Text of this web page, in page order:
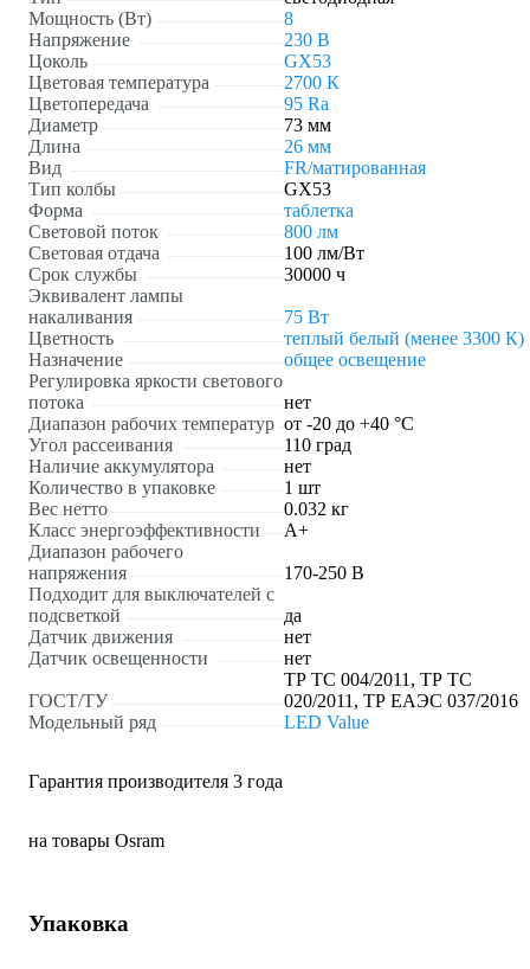
Мощность (Вт)
8
Напряжение
230 В
Цоколь
GX53
Цветовая температура
2700 К
Цветопередача
95 Ra
Диаметр
73 мм
Длина
26 мм
Вид
FR/матированная
Тип колбы
GX53
Форма
таблетка
Световой поток
800 лм
Световая отдача
100 лм/Вт
Срок службы
30000 ч
Эквивалент лампы
накаливания
75 Вт
Цветность
теплый белый (менее 3300 К)
Назначение
общее освещение
Регулировка яркости светового
потока
нет
Диапазон рабочих температур от -20 до +40 °С
Угол рассеивания
110 град
Наличие аккумулятора
нет
Количество в упаковке
1 шт
Вес нетто
0.032 кг
Класс энергоэффективности
A+
Диапазон рабочего
напряжения
170-250 В
Подходит для выключателей с
подсветкой
да
Датчик движения
нет
Датчик освещенности
нет
ГОСТ/ТУ
ТР ТС 004/2011, ТР ТС
020/2011, ТР ЕАЭС 037/2016
Модельный ряд
LED Value
Гарантия производителя 3 года
на товары Osram
Упаковка